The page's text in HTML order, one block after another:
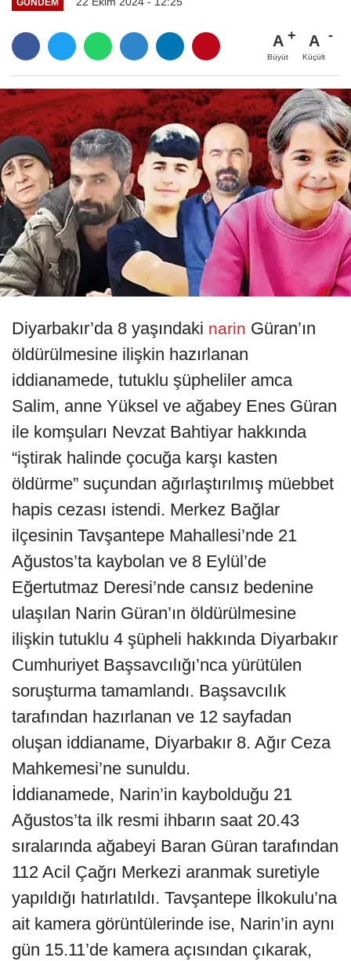
A
Büyüt
A
Küçült
Diyarbakır’da 8 yaşındaki narin Güran’ın
öldürülmesine ilişkin hazırlanan
iddianamede, tutuklu şüpheliler amca
Salim, anne Yüksel ve ağabey Enes Güran
ile komşuları Nevzat Bahtiyar hakkında
“iştirak halinde çocuğa karşı kasten
öldürme” suçundan ağırlaştırılmış müebbet
hapis cezası istendi. Merkez Bağlar
ilçesinin Tavşantepe Mahallesi’nde 21
Ağustos’ta kaybolan ve 8 Eylül’de
Eğertutmaz Deresi’nde cansız bedenine
ulaşılan Narin Güran’ın öldürülmesine
ilişkin tutuklu 4 şüpheli hakkında Diyarbakır
Cumhuriyet Başsavcılığı’nca yürütülen
soruşturma tamamlandı. Başsavcılık
tarafından hazırlanan ve 12 sayfadan
oluşan iddianame, Diyarbakır 8. Ağır Ceza
Mahkemesi’ne sunuldu.
İddianamede, Narin’in kaybolduğu 21
Ağustos’ta ilk resmi ihbarın saat 20.43
sıralarında ağabeyi Baran Güran tarafından
112 Acil Çağrı Merkezi aranmak suretiyle
yapıldığı hatırlatıldı. Tavşantepe İlkokulu’na
ait kamera görüntülerinde ise, Narin’in aynı
gün 15.11’de kamera açısından çıkarak,